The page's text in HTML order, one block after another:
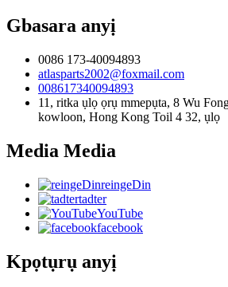
Gbasara anyị
0086 173-40094893
atlasparts2002@foxmail.com
008617340094893
11, ritka ụlọ ọrụ mmepụta, 8 Wu
kowloon, Hong Kong Toil 4 32, ụlọ
Media Media
reingeDin
tadter
YouTube
facebook
Kpọtụrụ anyị